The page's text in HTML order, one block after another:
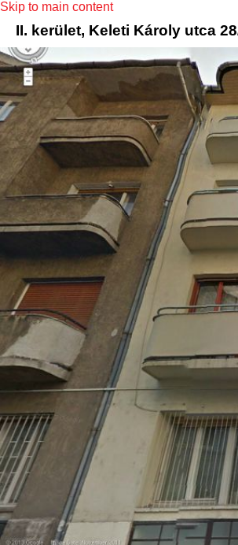
Skip to main content
II. kerület, Keleti Károly utca